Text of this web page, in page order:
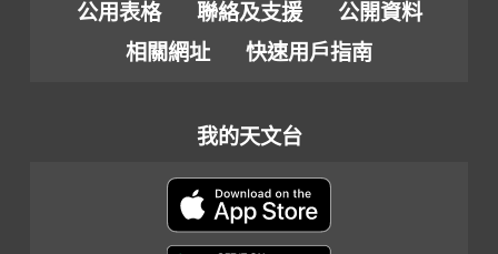
公用表格 聯絡及支援
公開資料
相關網址
快速用戶指南
我的天文台